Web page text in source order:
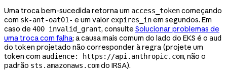
Uma troca bem-sucedida retorna um access_tokencomeçando
com sk-ant-oat01- e um valor expires_inem segundos. Em
caso de 400 invalid_grant, consulte Solucionar problemas de
uma troca com falha; a causa mais comum do lado do EKS é o aud
do token projetado não corresponder à regra (projete um
token com audience: https://api.anthropic.com, não o
padrão sts.amazonaws.comdo IRSA).